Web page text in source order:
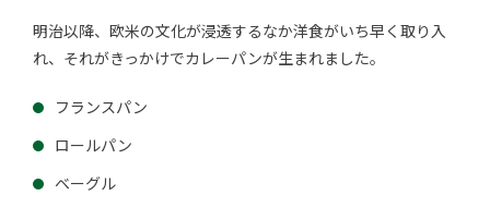
明治以降、欧米の文化が浸透するなか洋食がいち早く取り入
れ、それがきっかけでカレーパンが生まれました。
フランスパン
ロールパン
ベーグル